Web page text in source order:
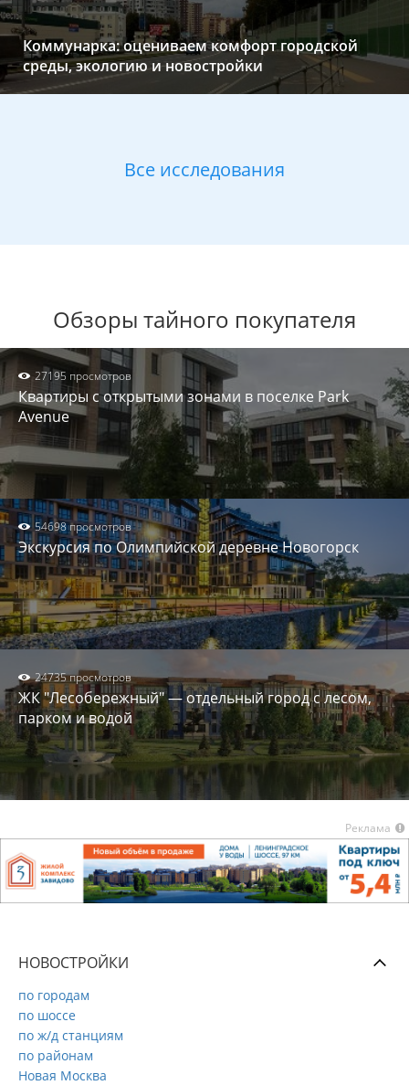
Коммунарка: оцениваем комфорт городской
среды, экологию и новостройки
Все исследования
Обзоры тайного покупателя
27195 просмотров
Квартиры с открытыми зонами в поселке Park
Avenue
54698 просмотров
Экскурсия по Олимпийской деревне Новогорск
24735 просмотров
ЖК "Лесобережный" — отдельный город с лесом,
парком и водой
Реклама
НОВОСТРОЙКИ
по городам
по шоссе
по ж/д станциям
по районам
Новая Москва